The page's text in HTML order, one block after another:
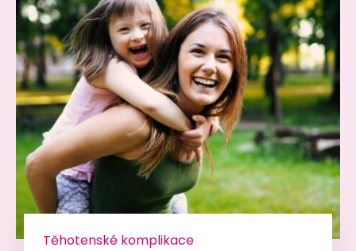
Těhotenské komplikace